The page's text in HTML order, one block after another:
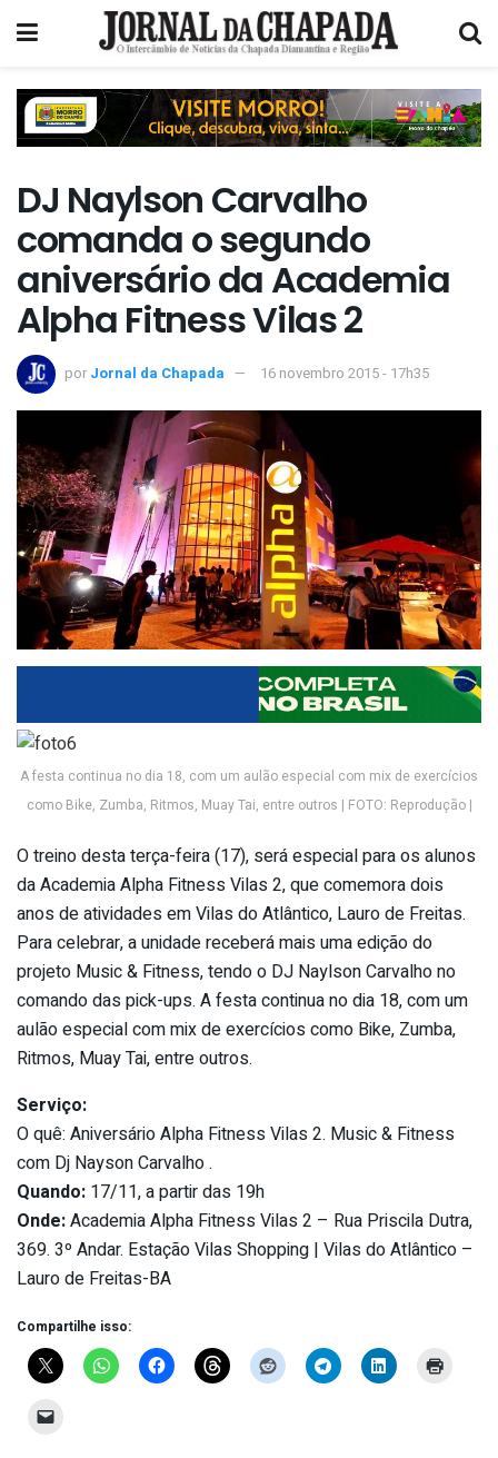
DJ Naylson Carvalho
comanda o segundo
aniversário da Academia
Alpha Fitness Vilas 2
por Jornal da Chapada 16 novembro 2015 - 17h35
A festa continua no dia 18, com um aulão especial com mix de exercícios
como Bike, Zumba, Ritmos, Muay Tai, entre outros | FOTO: Reprodução |
O treino desta terça-feira (17), será especial para os alunos
da Academia Alpha Fitness Vilas 2, que comemora dois
anos de atividades em Vilas do Atlântico, Lauro de Freitas.
Para celebrar, a unidade receberá mais uma edição do
projeto Music & Fitness, tendo o DJ Naylson Carvalho no
comando das pick-ups. A festa continua no dia 18, com um
aulão especial com mix de exercícios como Bike, Zumba,
Ritmos, Muay Tai, entre outros.
Serviço:
O quê: Aniversário Alpha Fitness Vilas 2. Music & Fitness
com Dj Nayson Carvalho .
Quando: 17/11, a partir das 19h
Onde:Academia Alpha Fitness Vilas 2 – Rua Priscila Dutra,
369. 3º Andar. Estação Vilas Shopping | Vilas do Atlântico –
Lauro de Freitas-BA
Compartilhe isso: